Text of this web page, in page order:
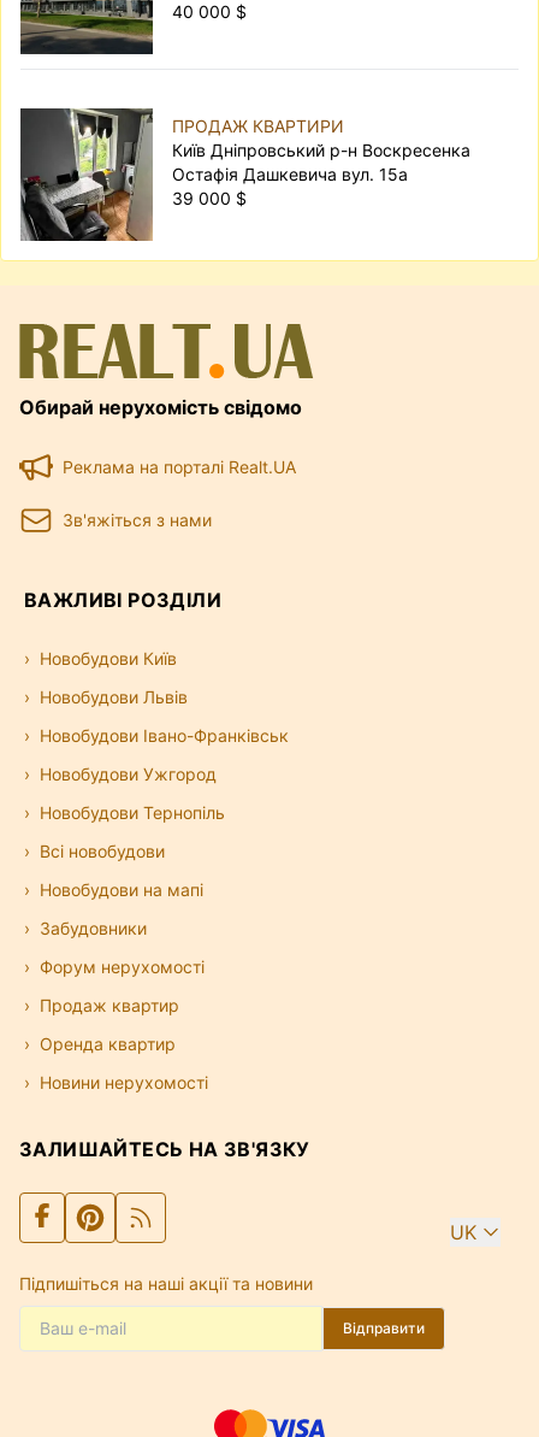
40 000 $
ПРОДАЖ КВАРТИРИ
Київ Дніпровський р-н Воскресенка
Остафія Дашкевича вул. 15а
39 000 $
Обирай нерухомість свідомо
Реклама на порталі Realt.UA
Зв'яжіться з нами
ВАЖЛИВІ РОЗДІЛИ
Новобудови Київ
Новобудови Львів
Новобудови Івано-Франківськ
Новобудови Ужгород
Новобудови Тернопіль
Всі новобудови
Новобудови на мапі
Забудовники
Форум нерухомості
Продаж квартир
Оренда квартир
Новини нерухомості
ЗАЛИШАЙТЕСЬ НА ЗВ'ЯЗКУ
UK
Підпишіться на наші акції та новини
Відправити